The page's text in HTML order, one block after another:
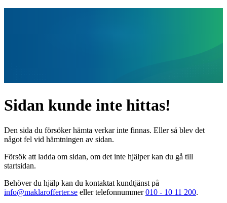
Sidan kunde inte hittas!
Den sida du försöker hämta verkar inte finnas. Eller så blev det
något fel vid hämtningen av sidan.
Försök att ladda om sidan, om det inte hjälper kan du gå till
startsidan.
Behöver du hjälp kan du kontaktat kundtjänst på
info@maklarofferter.se eller telefonnummer010 - 10 11 200.